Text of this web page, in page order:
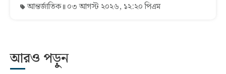
আন্তর্জাতিক ০৩ আগস্ট ২০২৬, ১২:২০ পিএম
আরও পড়ুন